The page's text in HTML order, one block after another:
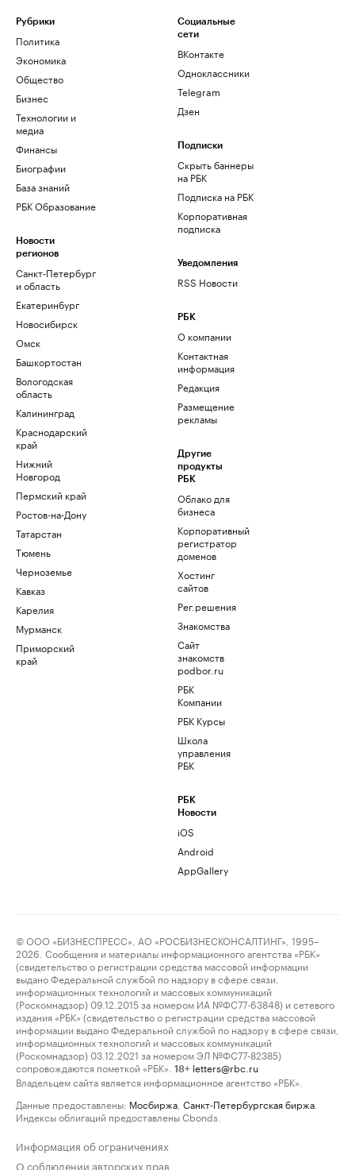
Рубрики
Политика
Экономика
Общество
Бизнес
Технологии и
медиа
Финансы
Биографии
База знаний
РБК Образование
Новости
регионов
Санкт-Петербург
и область
Екатеринбург
Новосибирск
Омск
Башкортостан
Вологодская
область
Калининград
Краснодарский
край
Нижний
Новгород
Пермский край
Ростов-на-Дону
Татарстан
Тюмень
Черноземье
Кавказ
Карелия
Мурманск
Приморский
край
Социальные
сети
ВКонтакте
Одноклассники
Telegram
Дзен
Подписки
Скрыть баннеры
на РБК
Подписка на РБК
Корпоративная
подписка
Уведомления
RSS Новости
РБК
О компании
Контактная
информация
Редакция
Размещение
рекламы
Другие
продукты
РБК
Облако для
бизнеса
Корпоративный
регистратор
доменов
Хостинг
сайтов
Рег.решения
Знакомства
Сайт
знакомств
podbor.ru
РБК
Компании
РБК Курсы
Школа
управления
РБК
РБК
Новости
iOS
Android
AppGallery
© ООО «БИЗНЕСПРЕСС», АО «РОСБИЗНЕСКОНСАЛТИНГ», 1995–
2026. Сообщения и материалы информационного агентства «РБК»
(свидетельство о регистрации средства массовой информации
выдано Федеральной службой по надзору в сфере связи,
информационных технологий и массовых коммуникаций
(Роскомнадзор) 09.12.2015 за номером ИА №ФС77-63848) и сетевого
издания «РБК» (свидетельство о регистрации средства массовой
информации выдано Федеральной службой по надзору в сфере связи,
информационных технологий и массовых коммуникаций
(Роскомнадзор) 03.12.2021 за номером ЭЛ №ФС77-82385)
сопровождаются пометкой «РБК».
18+ letters@rbc.ru
Владельцем сайта является информационное агентство «РБК».
Данные предоставлены: Мосбиржа Санкт-Петербургская биржа
Индексы облигаций предоставлены Cbonds.
Информация об ограничениях
О соблюдении авторских прав